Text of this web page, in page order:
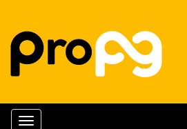
Toggle navigation